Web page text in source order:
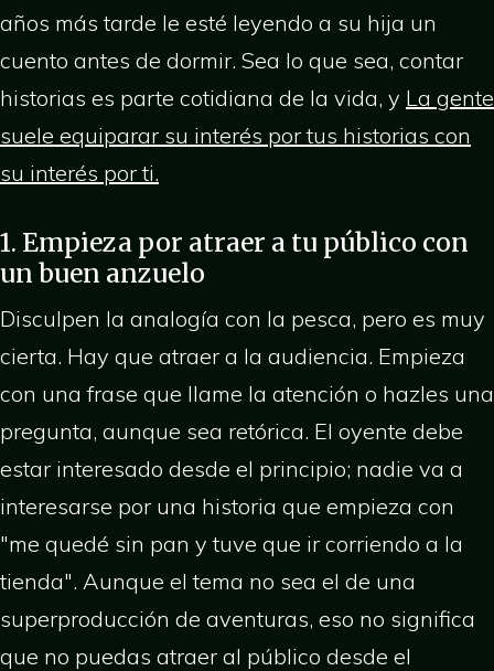
años más tarde le esté leyendo a su hija un
cuento antes de dormir. Sea lo que sea, contar
historias es parte cotidiana de la vida, y La gente
suele equiparar su interés por tus historias con
su interés por ti.
1. Empieza por atraer a tu público con
un buen anzuelo
Disculpen la analogía con la pesca, pero es muy
cierta. Hay que atraer a la audiencia. Empieza
con una frase que llame la atención o hazles una
pregunta, aunque sea retórica. El oyente debe
estar interesado desde el principio; nadie va a
interesarse por una historia que empieza con
"me quedé sin pan y tuve que ir corriendo a la
tienda". Aunque el tema no sea el de una
superproducción de aventuras, eso no significa
que no puedas atraer al público desde el